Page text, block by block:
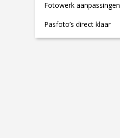
Fotowerk aanpassingen
Pasfoto’s direct klaar